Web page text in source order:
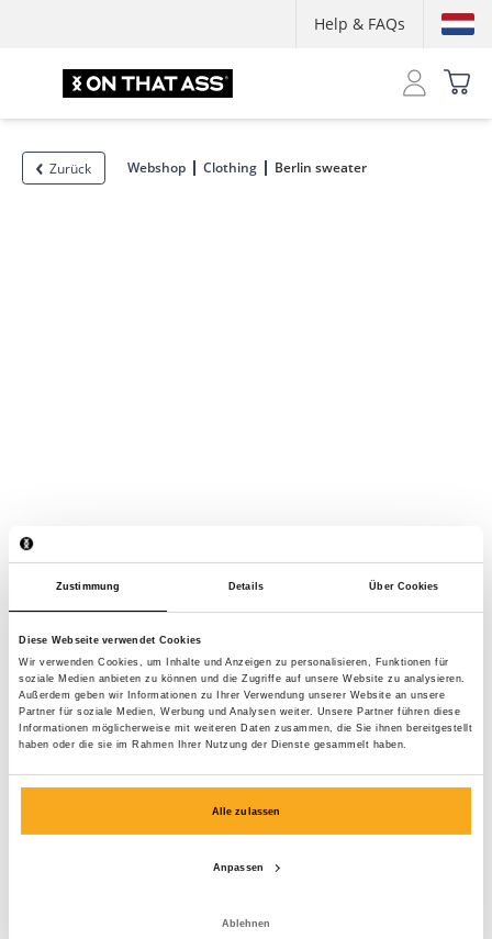
Zustimmung Details Über Cookies
Diese Webseite verwendet Cookies
Wir verwenden Cookies, um Inhalte und Anzeigen zu personalisieren, Funktionen für
soziale Medien anbieten zu können und die Zugriffe auf unsere Website zu analysieren.
Außerdem geben wir Informationen zu Ihrer Verwendung unserer Website an unsere
Partner für soziale Medien, Werbung und Analysen weiter. Unsere Partner führen diese
Informationen möglicherweise mit weiteren Daten zusammen, die Sie ihnen bereitgestellt
haben oder die sie im Rahmen Ihrer Nutzung der Dienste gesammelt haben.
Alle zulassen
Anpassen
Ablehnen
Help & FAQs
Zurück Webshop Clothing Berlin sweater